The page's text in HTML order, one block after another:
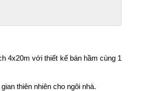
4x20m với thiết kế bán hầm cùng 1
thiên nhiên cho ngôi nhà.